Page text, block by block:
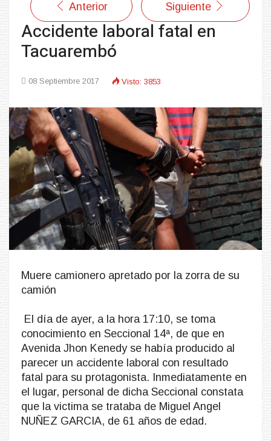
Anterior Siguiente
Accidente laboral fatal en
Tacuarembó
08 Septiembre 2017 Visto: 3853
Muere camionero apretado por la zorra de su
camión
El día de ayer, a la hora 17:10, se toma
conocimiento en Seccional 14ª, de que en
Avenida Jhon Kenedy se había producido al
parecer un accidente laboral con resultado
fatal para su protagonista. Inmediatamente en
el lugar, personal de dicha Seccional constata
que la victima se trataba de Miguel Angel
NUÑEZ GARCIA, de 61 años de edad.